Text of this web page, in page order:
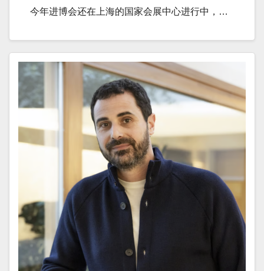
今年进博会还在上海的国家会展中心进行中，…